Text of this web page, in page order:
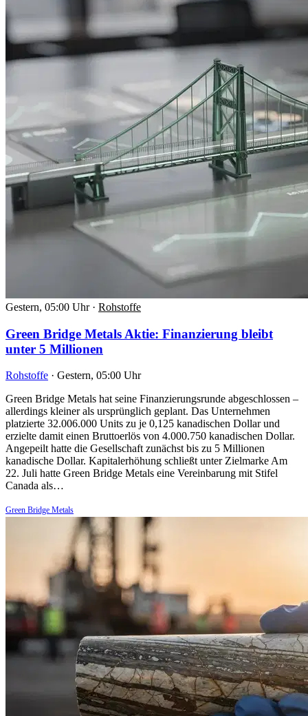
Gestern, 05:00 Uhr · Rohstoffe
Green Bridge Metals Aktie: Finanzierung bleibt
unter 5 Millionen
Rohstoffe · Gestern, 05:00 Uhr
Green Bridge Metals hat seine Finanzierungsrunde abgeschlossen –
allerdings kleiner als ursprünglich geplant. Das Unternehmen
platzierte 32.006.000 Units zu je 0,125 kanadischen Dollar und
erzielte damit einen Bruttoerlös von 4.000.750 kanadischen Dollar.
Angepeilt hatte die Gesellschaft zunächst bis zu 5 Millionen
kanadische Dollar. Kapitalerhöhung schließt unter Zielmarke Am
22. Juli hatte Green Bridge Metals eine Vereinbarung mit Stifel
Canada als…
Green Bridge Metals